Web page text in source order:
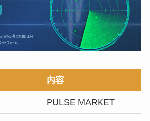
内容
PULSE MARKET